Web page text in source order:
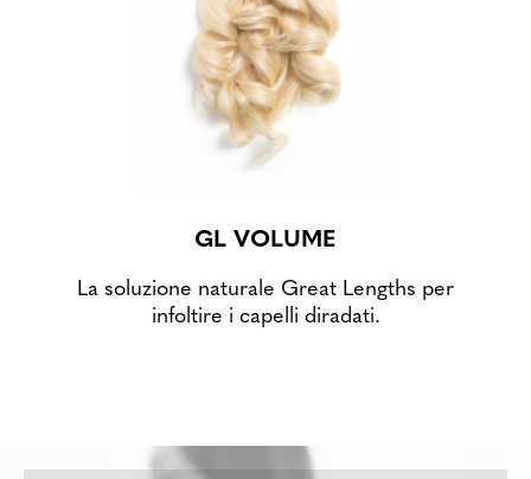
GL VOLUME
La soluzione naturale Great Lengths per
infoltire i capelli diradati.